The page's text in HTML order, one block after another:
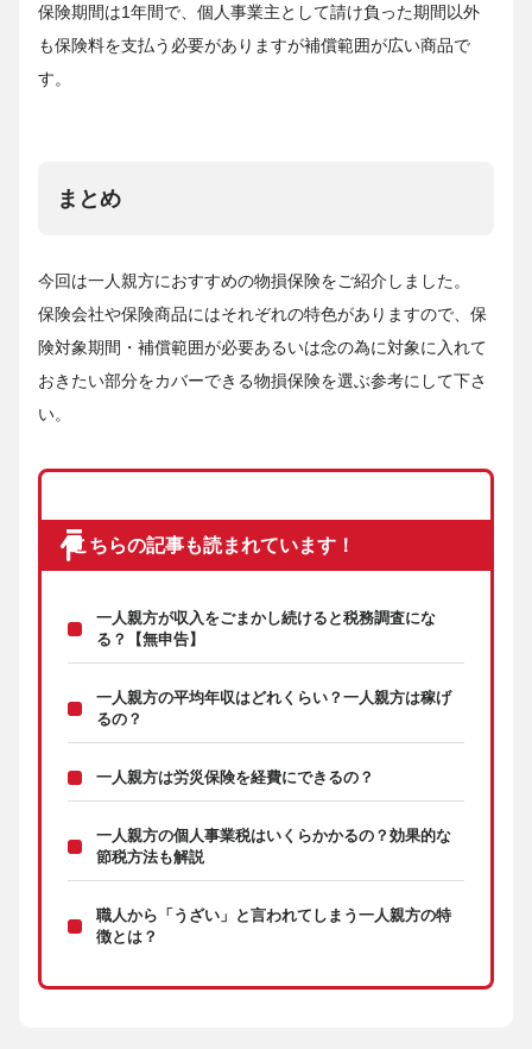
保険期間は1年間で、個人事業主として請け負った期間以外
も保険料を支払う必要がありますが補償範囲が広い商品で
す。
まとめ
今回は一人親方におすすめの物損保険をご紹介しました。
保険会社や保険商品にはそれぞれの特色がありますので、保
険対象期間・補償範囲が必要あるいは念の為に対象に入れて
おきたい部分をカバーできる物損保険を選ぶ参考にして下さ
い。
こちらの記事も読まれています！
一人親方が収入をごまかし続けると税務調査にな
る？【無申告】
一人親方の平均年収はどれくらい？一人親方は稼げ
るの？
一人親方は労災保険を経費にできるの？
一人親方の個人事業税はいくらかかるの？効果的な
節税方法も解説
職人から「うざい」と言われてしまう一人親方の特
徴とは？